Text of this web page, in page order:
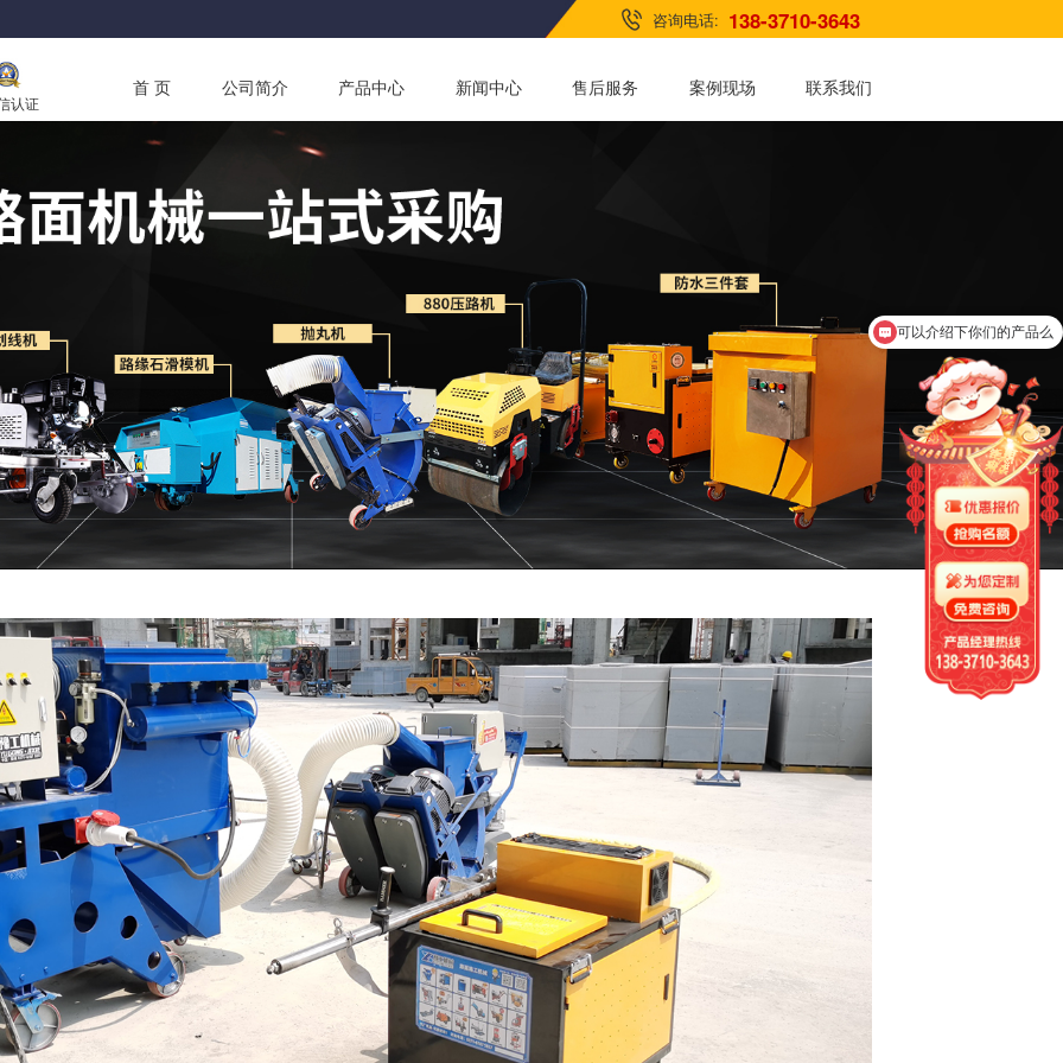
咨询电话: 138-3710-3643
认证
首 页 公司简介 产品中心 新闻中心 售后服务 案例现场 联系我们
可以介绍下你们的产品么